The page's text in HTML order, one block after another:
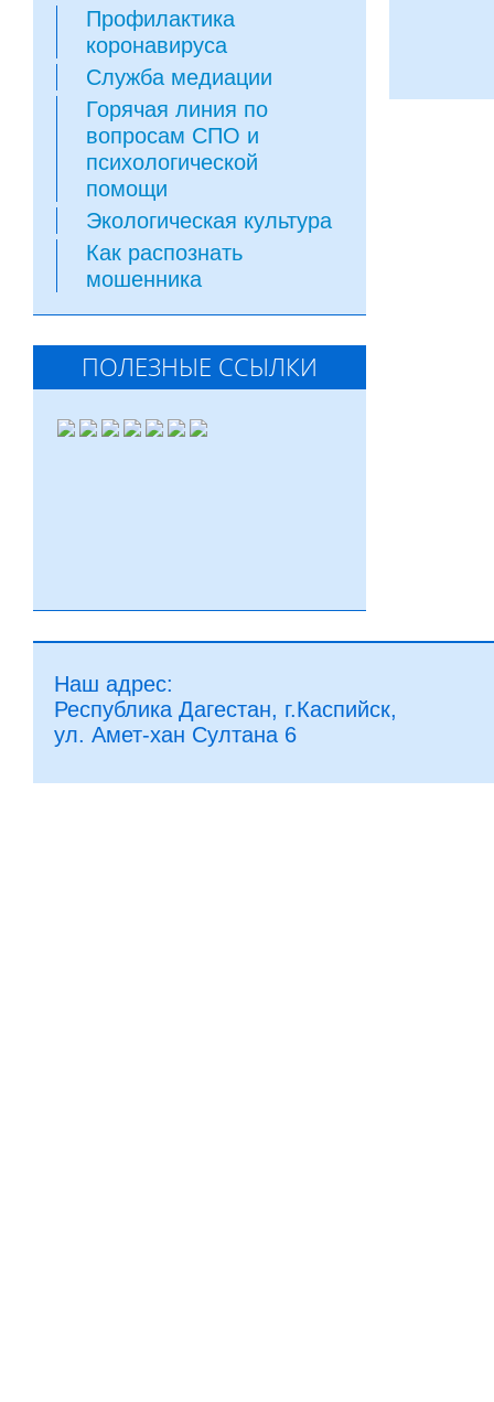
Профилактика
коронавируса
Служба медиации
Горячая линия по
вопросам СПО и
психологической
помощи
Экологическая культура
Как распознать
мошенника
ПОЛЕЗНЫЕ ССЫЛКИ
Наш адрес:
Республика Дагестан, г.Каспийск,
ул. Амет-хан Султана 6